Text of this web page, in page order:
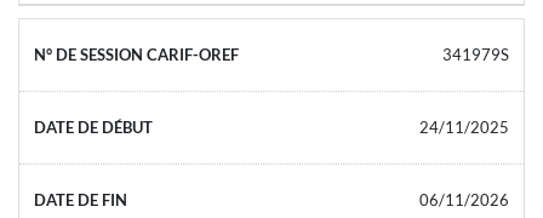
341979S
24/11/2025
06/11/2026